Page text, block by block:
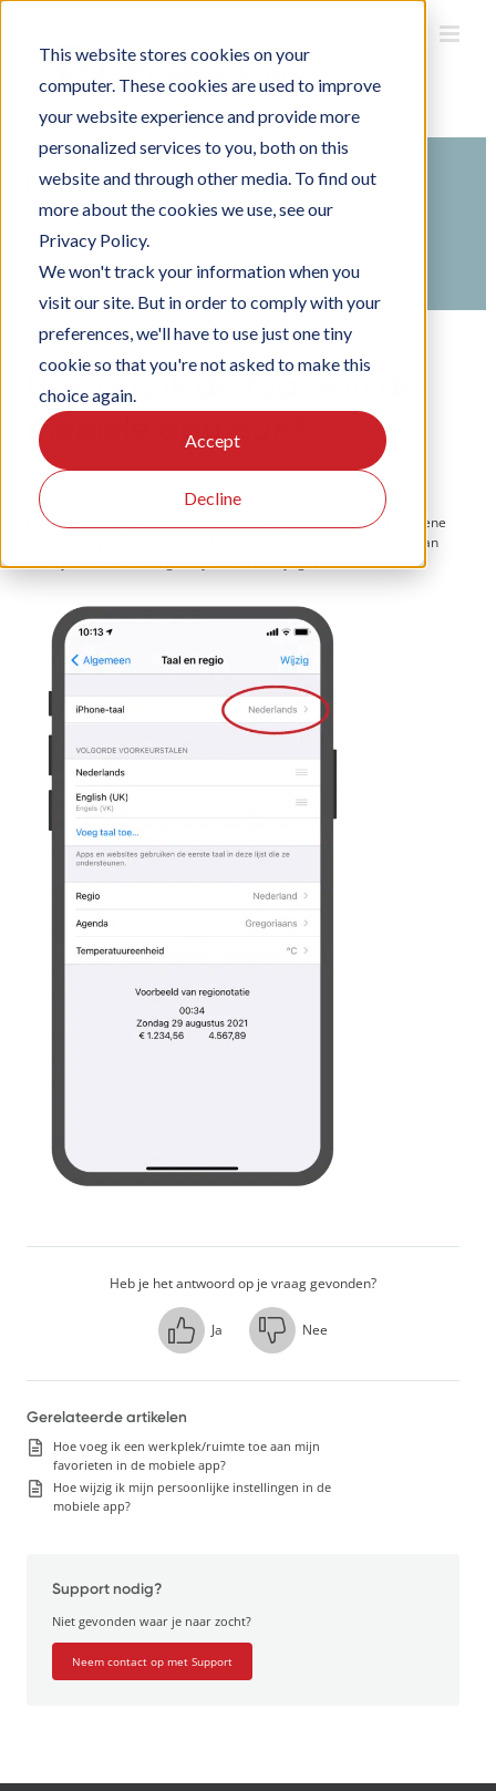
This website stores cookies on your
computer. These cookies are used to improve
your website experience and provide more
personalized services to you, both on this
website and through other media. To find out
more about the cookies we use, see our
Privacy Policy.
We won't track your information when you
visit our site. But in order to comply with your
preferences, we'll have to use just one tiny
cookie so that you're not asked to make this
choice again.
Accept
Decline
Ga
inhoud
Search
Home Kennisbank
Gebruik de Officebooking mobiele app
Persoonlijke instellingen
Hoe pas ik de taal van de
mobiele app aan?
De taalinstelling van de mobiele app hangt samen met de algemene
taalinstelling van je telefoon. Wil je de taal van de app wijzigen, dan
moet je de taalinstelling van je telefoon wijzigen.
Heb je het antwoord op je vraag gevonden?
Ja Nee
Gerelateerde artikelen
Hoe voeg ik een werkplek/ruimte toe aan mijn
favorieten in de mobiele app?
Hoe wijzig ik mijn persoonlijke instellingen in de
mobiele app?
Support nodig?
Niet gevonden waar je naar zocht?
Neem contact op met Support